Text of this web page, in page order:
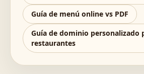
Guía de menú online vs PDF
Guía de dominio personalizado
restaurantes